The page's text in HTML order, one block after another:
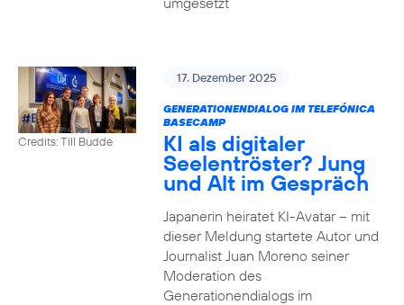
Credits: Till Budde
17. Dezember 2025
GENERATIONENDIALOG IM TELEFÓNICA
BASECAMP
KI als digitaler
Seelentröster? Jung
und Alt im Gespräch
Japanerin heiratet KI-Avatar – mit
dieser Meldung startete Autor und
Journalist Juan Moreno seiner
Moderation des
Generationendialogs im